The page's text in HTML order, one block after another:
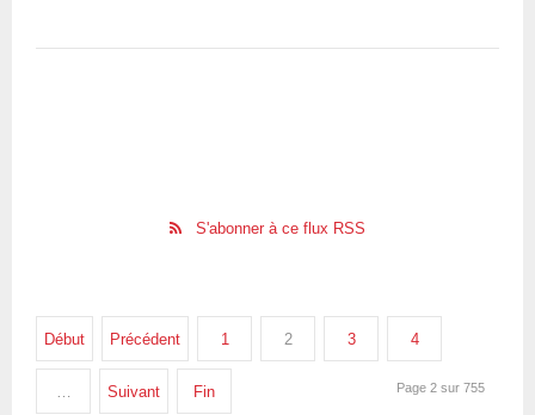
S'abonner à ce flux RSS
Début Précédent 1 2 3 4
… Suivant Fin Page 2 sur 755